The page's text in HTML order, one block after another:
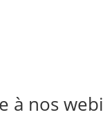
à nos